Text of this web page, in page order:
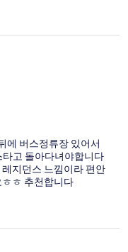
에 버스정류장 있어서
고 돌아다녀야합니다
지던스 느낌이라 편안
ㅎ 추천합니다